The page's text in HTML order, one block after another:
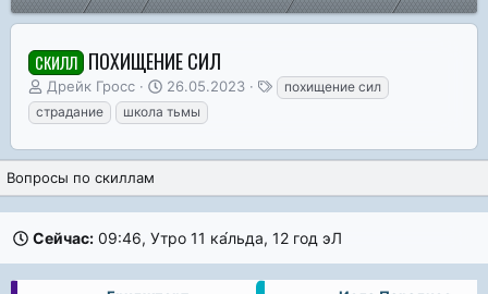
СКИЛЛ ПОХИЩЕНИЕ СИЛ
А
в
т
о
т
е
м
ы
Дрейк Гросс
Д
а
т
а
ч
л
26.05.2023
Т
и
похищение сил
страдание
школа тьмы
Вопросы по скиллам
Сейчас: 09:46, Утро 11 ка́льда, 12 год эЛ